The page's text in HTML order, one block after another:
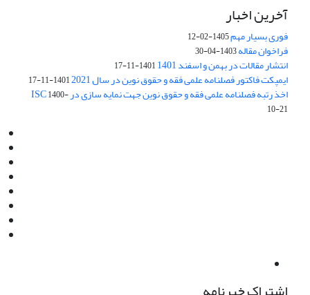
آخرین اخبار
فوری بسیار مهم1405-02-12
فراخوان مقاله1403-04-30
انتشار مقالات در بهمن و اسفند 1401 1401-11-17
ایمپکت فاکتور فصلنامه علمی فقه و حقوق نوین در سال 2021 1401-11-17
اخذ رتبه فصلنامه علمی فقه و حقوق نوین جهت نمایه سازی در ISC1400-
10-21